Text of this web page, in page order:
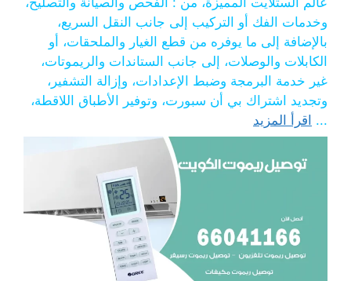
وخدمات الفك أو التركيب إلى جانب النقل السريع،
بالإضافة إلى ما يوفره من قطع الغيار والملحقات، أو
الكابلات والوصلات، إلى جانب الستاندات والريموتات،
غير خدمة البرمجة وضبط الإعدادات، وإزالة التشفير،
وتجديد اشتراك بي أن سبورت، وتوفير الأطباق اللاقطة،
... اقرأ المزيد